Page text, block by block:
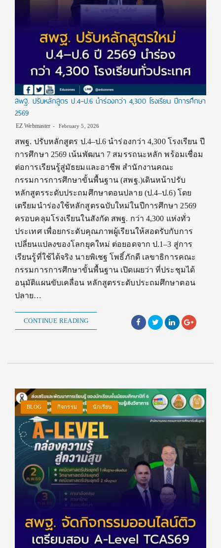
สพฐ. ปรับหลักสูตร ป.4–ป.6 นำร่องกว่า 4,300 โรงเรียน ปีการศึกษา
2569
EZ Webmaster February 5, 2026
สพฐ. ปรับหลักสูตร ป.4–ป.6 นำร่องกว่า 4,300 โรงเรียน ปี
การศึกษา 2569 เน้นพัฒนา 7 สมรรถนะหลัก พร้อมเชื่อม
ต่อการเรียนรู้สู่มัธยมและอาชีพ สำนักงานคณะ
กรรมการการศึกษาขั้นพื้นฐาน (สพฐ.)เดินหน้าปรับ
หลักสูตรระดับประถมศึกษาตอนปลาย (ป.4–ป.6) โดย
เตรียมนำร่องใช้หลักสูตรฉบับใหม่ในปีการศึกษา 2569
ครอบคลุมโรงเรียนในสังกัด สพฐ. กว่า 4,300 แห่งทั่ว
ประเทศ เพื่อยกระดับคุณภาพผู้เรียนให้สอดรับกับการ
เปลี่ยนแปลงของโลกยุคใหม่ ต่อยอดจาก ป.1–3 สู่การ
เรียนรู้ที่ใช้ได้จริง นายพิเชฐ โพธิ์ภักดี เลขาธิการคณะ
กรรมการการศึกษาขั้นพื้นฐาน เปิดเผยว่า ที่ประชุมได้
อนุมัติแผนขับเคลื่อน หลักสูตรระดับประถมศึกษาตอน
ปลาย…
CONTINUE READING
BLOG กิจกรรม นักเรียน